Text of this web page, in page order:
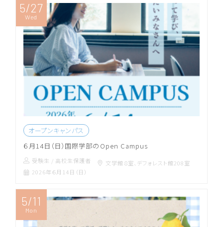
5/27
Wed
オープンキャンパス
６月14日（日）国際学部のOpen Campus
受験生 / 高校生保護者
文学館８室、デフォレスト館208室
2026年６月14日（日）
5/11
Mon